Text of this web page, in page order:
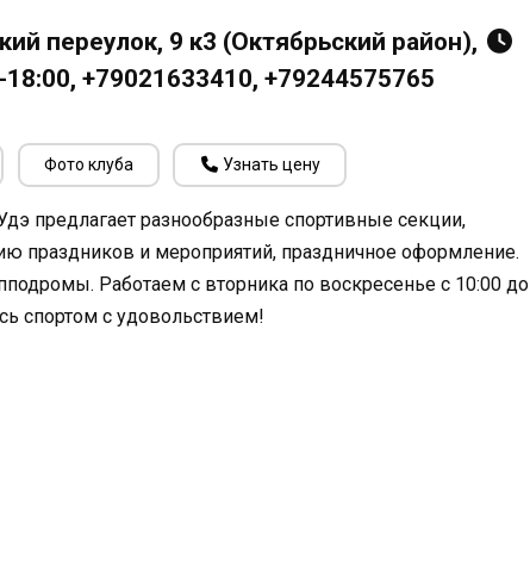
переулок, 9 к3 (Октябрьский район),
+79021633410, +79244575765
Фото клуба Узнать цену
предлагает разнообразные спортивные секции,
праздников и мероприятий, праздничное оформление.
Работаем с вторника по воскресенье с 10:00 до
спортом с удовольствием!